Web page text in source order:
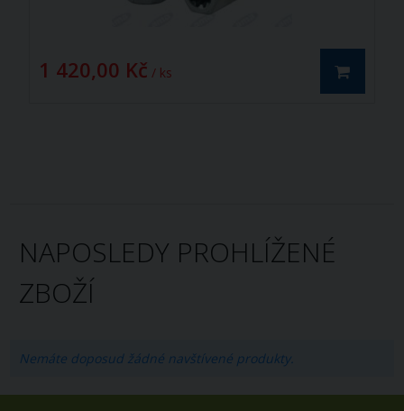
1 420,00 Kč / ks
NAPOSLEDY PROHLÍŽENÉ
ZBOŽÍ
Nemáte doposud žádné navštívené produkty.